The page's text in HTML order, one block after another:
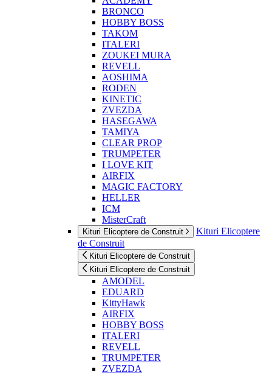
BRONCO
HOBBY BOSS
TAKOM
ITALERI
ZOUKEI MURA
REVELL
AOSHIMA
RODEN
KINETIC
ZVEZDA
HASEGAWA
TAMIYA
CLEAR PROP
TRUMPETER
I LOVE KIT
AIRFIX
MAGIC FACTORY
HELLER
ICM
MisterCraft
Kituri Elicoptere de Construit
Kituri Elicoptere
de Construit
Kituri Elicoptere de Construit
Kituri Elicoptere de Construit
AMODEL
EDUARD
KittyHawk
AIRFIX
HOBBY BOSS
ITALERI
REVELL
TRUMPETER
ZVEZDA